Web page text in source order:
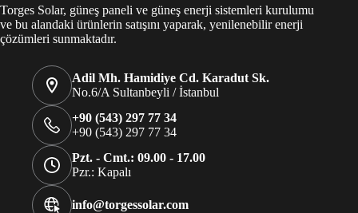
Torges Solar, güneş paneli ve güneş enerji sistemleri kurulumu
ve bu alandaki ürünlerin satışını yaparak, yenilenebilir enerji
çözümleri sunmaktadır.
Adil Mh. Hamidiye Cd. Karadut Sk.
No.6/A Sultanbeyli / İstanbul
+90 (543) 297 77 34
+90 (543) 297 77 34
Pzt. - Cmt.: 09.00 - 17.00
Pzr.: Kapalı
info@torgessolar.com